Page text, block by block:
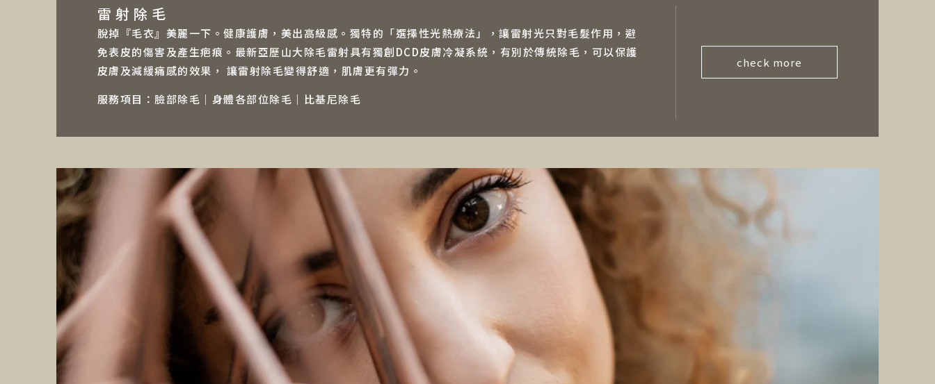
雷射除毛
脫掉『毛衣』美麗一下。健康護膚，美出高級感。獨特的「選擇性光熱療法」，讓雷射光只對毛髮作用，避
免表皮的傷害及產生疤痕。最新亞歷山大除毛雷射具有獨創DCD皮膚冷凝系統，有別於傳統除毛，可以保護
皮膚及減緩痛感的效果， 讓雷射除毛變得舒適，肌膚更有彈力。
服務項目：臉部除毛｜身體各部位除毛｜比基尼除毛
check more